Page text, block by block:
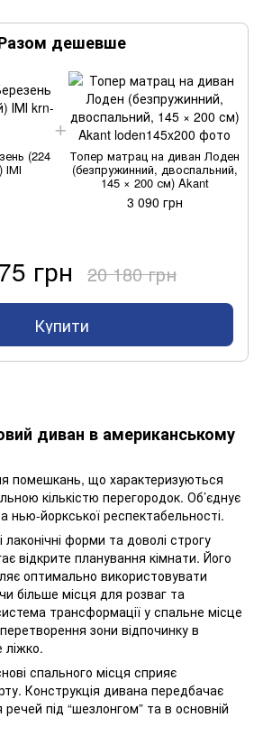
дешевше
(224 Топер матрац на диван Лоден
(безпружинний, двоспальний,
145 × 200 см) Akant
3 090 грн
грн 20 180 грн
Купити
диван в американському
помешкань, що характеризуються
кількістю перегородок. Об’єднує
нью-йоркської респектабельності.
форми та доволі строгу
відкрите планування кімнати. Його
оптимально використовувати
більше місця для розваг та
трансформації у спальне місце
зони відпочинку в
спального місця сприяє
Конструкція дивана передбачає
речей під “шезлонгом” та в основній